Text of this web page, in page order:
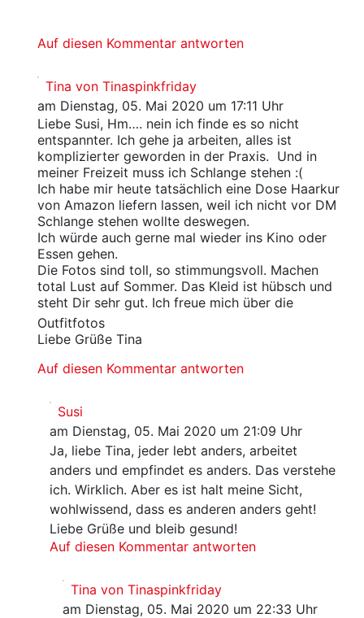
Auf diesen Kommentar antworten
Tina von Tinaspinkfriday
am Dienstag, 05. Mai 2020 um 17:11 Uhr
Liebe Susi, Hm…. nein ich finde es so nicht
entspannter. Ich gehe ja arbeiten, alles ist
komplizierter geworden in der Praxis. Und in
meiner Freizeit muss ich Schlange stehen :(
Ich habe mir heute tatsächlich eine Dose Haarkur
von Amazon liefern lassen, weil ich nicht vor DM
Schlange stehen wollte deswegen.
Ich würde auch gerne mal wieder ins Kino oder
Essen gehen.
Die Fotos sind toll, so stimmungsvoll. Machen
total Lust auf Sommer. Das Kleid ist hübsch und
steht Dir sehr gut. Ich freue mich über die
Outfitfotos
Liebe Grüße Tina
Auf diesen Kommentar antworten
Susi
am Dienstag, 05. Mai 2020 um 21:09 Uhr
Ja, liebe Tina, jeder lebt anders, arbeitet
anders und empfindet es anders. Das verstehe
ich. Wirklich. Aber es ist halt meine Sicht,
wohlwissend, dass es anderen anders geht!
Liebe Grüße und bleib gesund!
Auf diesen Kommentar antworten
Tina von Tinaspinkfriday
am Dienstag, 05. Mai 2020 um 22:33 Uhr